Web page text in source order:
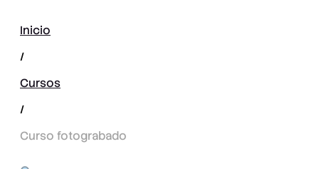
Inicio
/
Cursos
/
Curso fotograbado